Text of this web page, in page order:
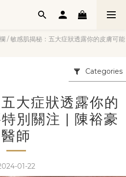
/敏感肌揭秘：五大症狀透露你的皮膚可能
Categories
大症狀透露你的
別關注 | 陳裕豪
醫師
01-22